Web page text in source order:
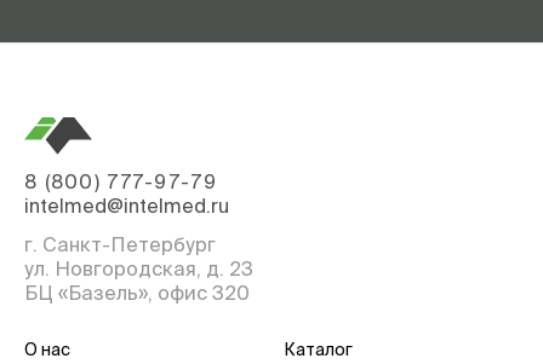
8 (800) 777-97-79
intelmed@intelmed.ru
г. Санкт-Петербург
ул. Новгородская, д. 23
БЦ «Базель», офис 320
О нас
Каталог